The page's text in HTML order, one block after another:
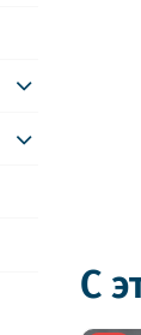
С